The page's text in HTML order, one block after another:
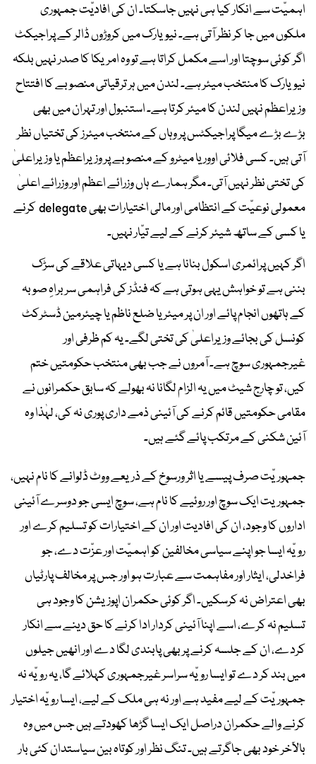
اہمیّت سے انکار کیا ہی نہیں جاسکتا۔ ان کی افادیّت جمہوری
ملکوں میں جا کر نظر آتی ہے۔ نیویارک میں کروڑوں ڈالر کے پراجیکٹ
اگر کوئی سوچتا اور اسے مکمل کراتا ہے تو وہ امریکا کا صدر نہیں بلکہ
نیویارک کا منتخب میئر ہے۔ لندن میں ہر ترقیاتی منصوبے کا افتتاح
وزیراعظم نہیں لندن کا میئر کرتا ہے۔ استنبول اور تہران میں بھی
بڑے بڑے میگا پراجیکٹس پر وہاں کے منتخب میئرز کی تختیاں نظر
آتی ہیں۔ کسی فلائی اوور یا میٹرو کے منصوبے پر وزیراعظم یا وزیراعلیٰ
کی تختی نظر نہیں آتی۔ مگر ہمارے ہاں وزرائے اعظم اور وزرائے اعلیٰ
معمولی نوعیّت کے انتظامی اور مالی اختیارات بھی delegate کرنے
یا کسی کے ساتھ شیئر کرنے کے لیے تیّار نہیں۔
اگر کہیں پرائمری اسکول بنانا ہے یا کسی دیہاتی علاقے کی سڑک
بننی ہے تو خواہش یہی ہوتی ہے کہ فنڈز کی فراہمی سربراہِ صوبہ
کے ہاتھوں انجام پائے اور ان پر میئر یا ضلع ناظم یا چیئرمین ڈسٹرکٹ
کونسل کی بجائے وزیراعلیٰ کی تختی لگے۔ یہ کم ظرفی اور
غیرجمہوری سوچ ہے۔ آمروں نے جب بھی منتخب حکومتیں ختم
کیں، تو چارج شیٹ میں یہ الزام لگانا نہ بھولے کہ سابق حکمرانوں نے
مقامی حکومتیں قائم کرنے کی آئینی ذمے داری پوری نہ کی، لہٰذا وہ
آئین شکنی کے مرتکب پائے گئے ہیں۔
جمہوریّت صرف پیسے یا اثر ورسوخ کے ذریعے ووٹ ڈلوانے کا نام نہیں،
جمہوریت ایک سوچ اور روئیے کا نام ہے، سوچ ایسی جو دوسرے آئینی
اداروں کا وجود، ان کی افادیت اور ان کے اختیارات کو تسلیم کرے اور
رویّہ ایسا جو اپنے سیاسی مخالفین کو اہمیّت اور عزّت دے، جو
فراخدلی، ایثار اور مفاہمت سے عبارت ہو اور جس پر مخالف پارٹیاں
بھی اعتراض نہ کرسکیں۔ اگر کوئی حکمران اپوزیشن کا وجود ہی
تسلیم نہ کرے، اسے اپنا آئینی کردار ادا کرنے کا حق دینے سے انکار
کردے، ان کے جلسہ کرنے پر بھی پابندی لگا دے اور انھیں جیلوں
میں بند کر دے تو ایسا رویّہ سراسر غیرجمہوری کہلائے گا، یہ رویّہ نہ
جمہوریّت کے لیے مفید ہے اور نہ ہی ملک کے لیے، ایسا رویّہ اختیار
کرنے والے حکمران دراصل ایک ایسا گڑھا کھودتے ہیں جس میں وہ
بالآخر خود بھی جاگرتے ہیں۔ تنگ نظر اور کوتاہ بین سیاستدان کئی بار